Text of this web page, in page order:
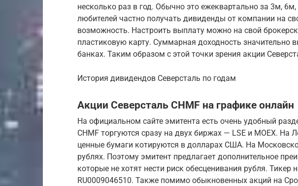
несколько раз в год. Обычно это ежеквартально за 3м,
любителей частно получать дивиденды от компании на
возможность. Настроить выплату можно на свой
пластиковую карту. Суммарная доходность значительно
банках. Таким образом с этой точки зрения акции
История дивидендов Северсталь по годам
Акции Северсталь CHMF на графике онлайн
На официальном сайте эмитента есть очень удобный
CHMF торгуются сразу на двух биржах — LSE и MOEX.
ценные бумаги котируются в долларах США. На
рублях. Поэтому эмитент предлагает дополнительное
которые не хотят нести риск обесценивания рубля. Тикер
RU0009046510. Также помимо обыкновенных акций на